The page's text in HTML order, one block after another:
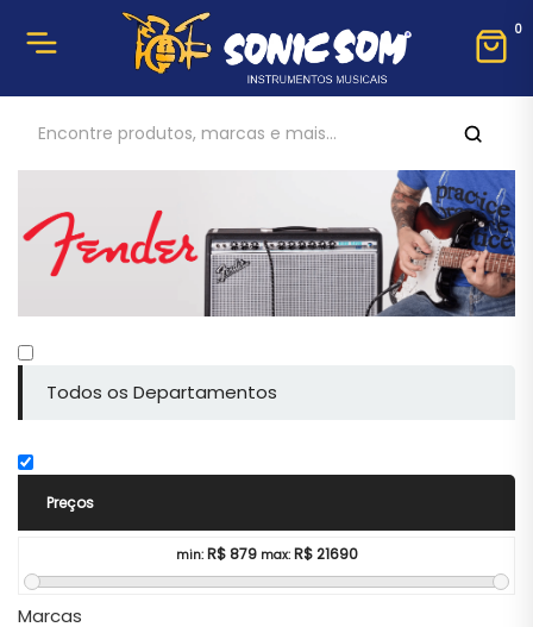
0
Todos os Departamentos
Preços
min: R$ 879 max: R$21690
Marcas